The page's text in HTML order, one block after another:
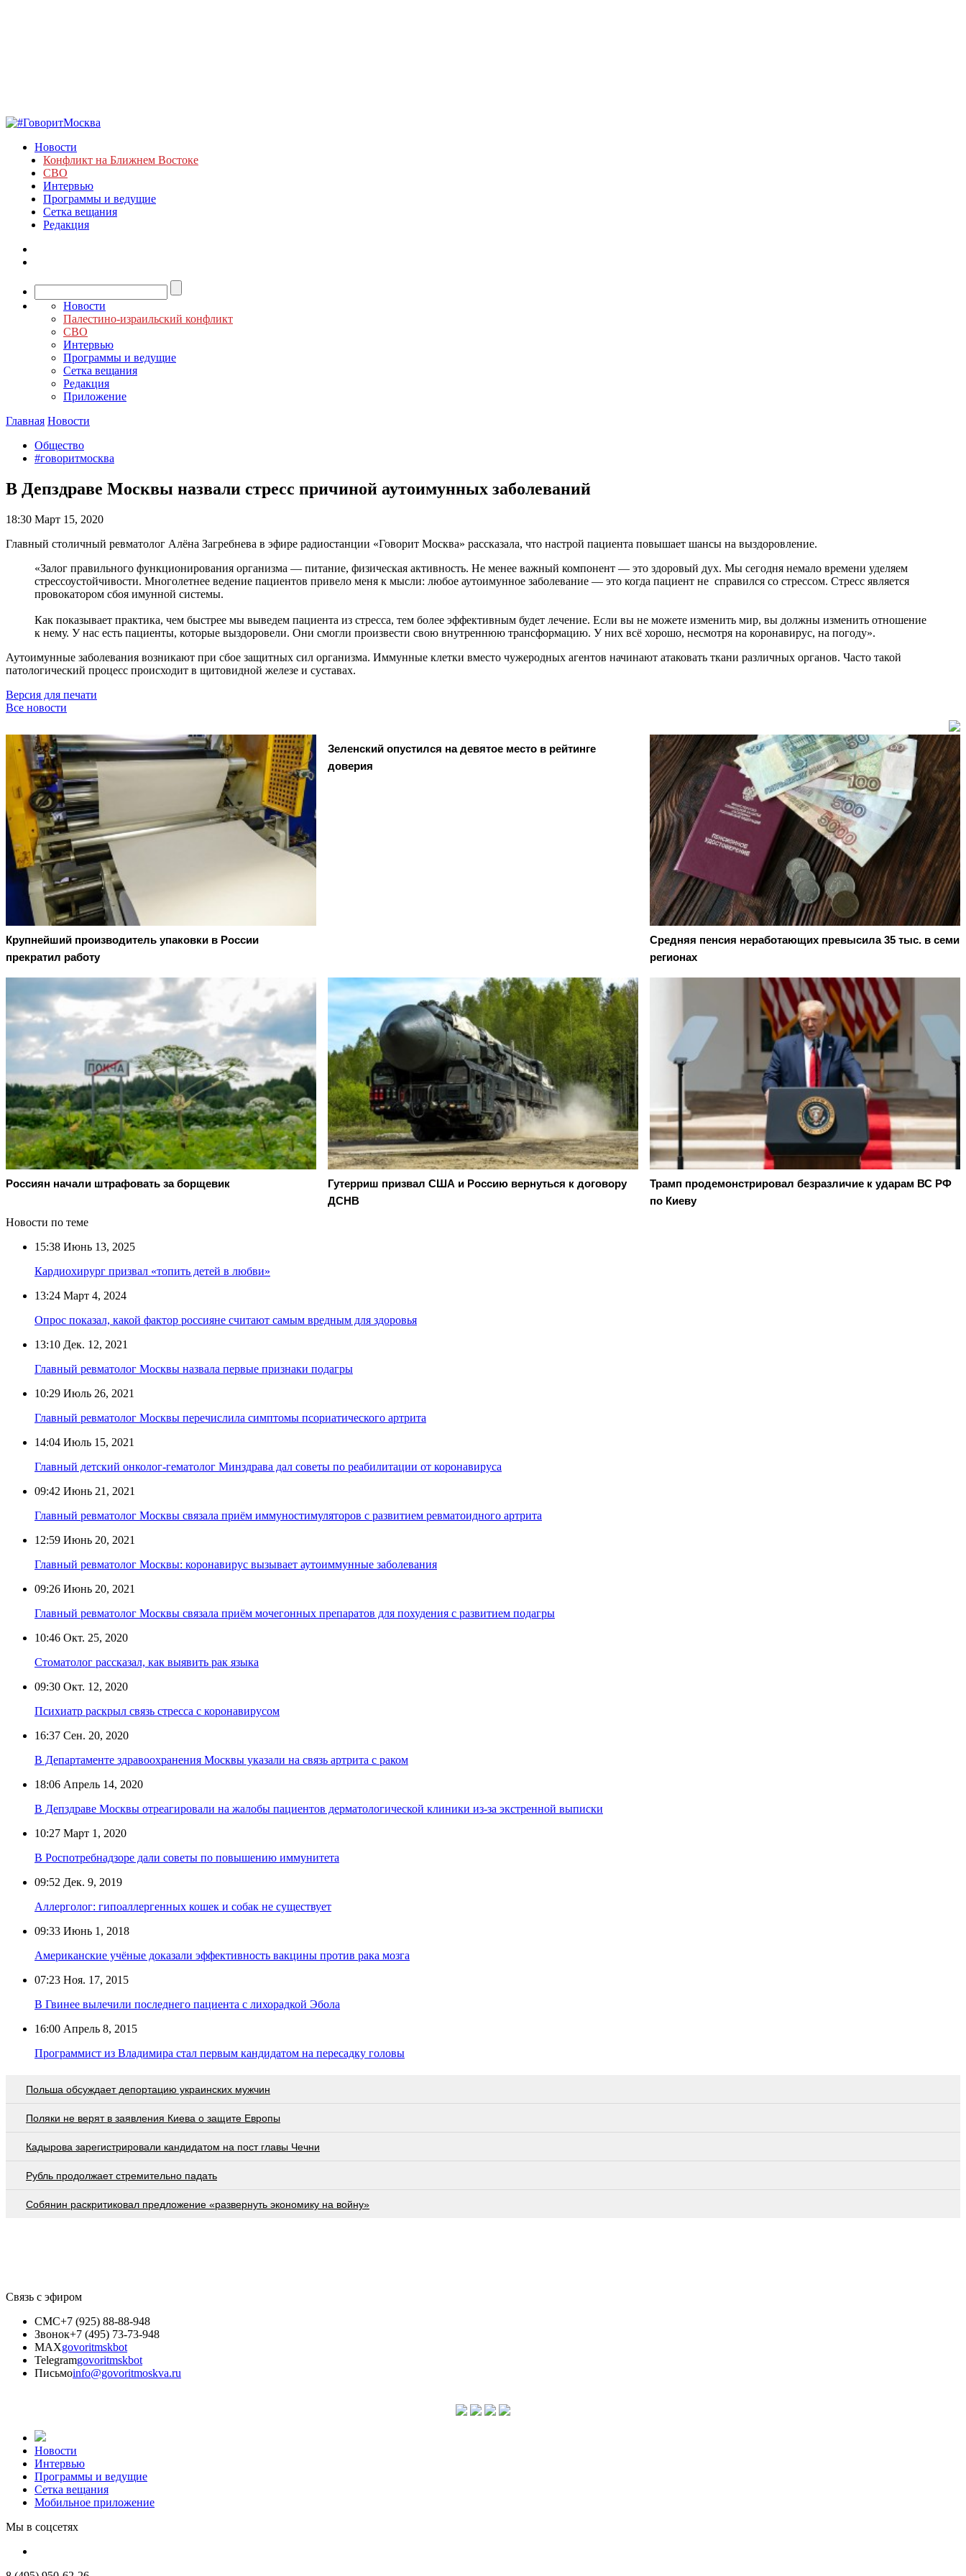
Новости
Конфликт на Ближнем Востоке
СВО
Интервью
Программы и ведущие
Сетка вещания
Редакция
Новости
Палестино-израильский конфликт
СВО
Интервью
Программы и ведущие
Сетка вещания
Редакция
Приложение
Главная Новости
Общество
#говоритмосква
В Депздраве Москвы назвали стресс причиной аутоимунных заболеваний
18:30 Март 15, 2020
Главный столичный ревматолог Алёна Загребнева в эфире радиостанции «Говорит Москва» рассказала, что настрой пациента повышает шансы на выздоровление.
«Залог правильного функционирования организма — питание, физическая активность. Не менее важный компонент — это здоровый дух. Мы сегодня немало времени уделяем
стрессоустойчивости. Многолетнее ведение пациентов привело меня к мысли: любое аутоимунное заболевание — это когда пациент не справился со стрессом. Стресс является
провокатором сбоя имунной системы.
Как показывает практика, чем быстрее мы выведем пациента из стресса, тем более эффективным будет лечение. Если вы не можете изменить мир, вы должны изменить отношение
к нему. У нас есть пациенты, которые выздоровели. Они смогли произвести свою внутреннюю трансформацию. У них всё хорошо, несмотря на коронавирус, на погоду».
Аутоимунные заболевания возникают при сбое защитных сил организма. Иммунные клетки вместо чужеродных агентов начинают атаковать ткани различных органов. Часто такой
патологический процесс происходит в щитовидной железе и суставах.
Версия для печати
Все новости
Крупнейший производитель упаковки в России
прекратил работу
Зеленский опустился на девятое место в рейтинге
доверия
Средняя пенсия неработающих превысила 35 тыс. в семи
регионах
Россиян начали штрафовать за борщевик
Гутерриш призвал США и Россию вернуться к договору
ДСНВ
Трамп продемонстрировал безразличие к ударам ВС РФ
по Киеву
Новости по теме
15:38 Июнь 13, 2025
Кардиохирург призвал «топить детей в любви»
13:24 Март 4, 2024
Опрос показал, какой фактор россияне считают самым вредным для здоровья
13:10 Дек. 12, 2021
Главный ревматолог Москвы назвала первые признаки подагры
10:29 Июль 26, 2021
Главный ревматолог Москвы перечислила симптомы псориатического артрита
14:04 Июль 15, 2021
Главный детский онколог-гематолог Минздрава дал советы по реабилитации от коронавируса
09:42 Июнь 21, 2021
Главный ревматолог Москвы связала приём иммуностимуляторов с развитием ревматоидного артрита
12:59 Июнь 20, 2021
Главный ревматолог Москвы: коронавирус вызывает аутоиммунные заболевания
09:26 Июнь 20, 2021
Главный ревматолог Москвы связала приём мочегонных препаратов для похудения с развитием подагры
10:46 Окт. 25, 2020
Стоматолог рассказал, как выявить рак языка
09:30 Окт. 12, 2020
Психиатр раскрыл связь стресса с коронавирусом
16:37 Сен. 20, 2020
В Департаменте здравоохранения Москвы указали на связь артрита с раком
18:06 Апрель 14, 2020
В Депздраве Москвы отреагировали на жалобы пациентов дерматологической клиники из-за экстренной выписки
10:27 Март 1, 2020
В Роспотребнадзоре дали советы по повышению иммунитета
09:52 Дек. 9, 2019
Аллерголог: гипоаллергенных кошек и собак не существует
09:33 Июнь 1, 2018
Американские учёные доказали эффективность вакцины против рака мозга
07:23 Ноя. 17, 2015
В Гвинее вылечили последнего пациента с лихорадкой Эбола
16:00 Апрель 8, 2015
Программист из Владимира стал первым кандидатом на пересадку головы
Польша обсуждает депортацию украинских мужчин
Поляки не верят в заявления Киева о защите Европы
Кадырова зарегистрировали кандидатом на пост главы Чечни
Рубль продолжает стремительно падать
Собянин раскритиковал предложение «развернуть экономику на войну»
Связь с эфиром
СМС+7 (925) 88-88-948
Звонок+7 (495) 73-73-948
MAXgovoritmskbot
Telegramgovoritmskbot
Письмоinfo@govoritmoskva.ru
Новости
Интервью
Программы и ведущие
Сетка вещания
Мобильное приложение
Мы в соцсетях